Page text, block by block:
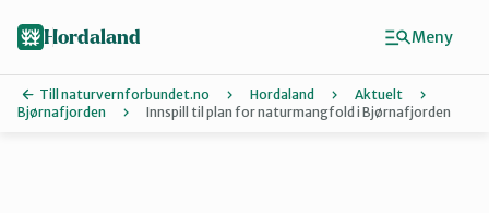
Hordaland
Till naturvernforbundet.no Hordaland
Aktuelt
Bjørnafjorden
Innspill til plan for naturmangfold i Bjørnafjorden